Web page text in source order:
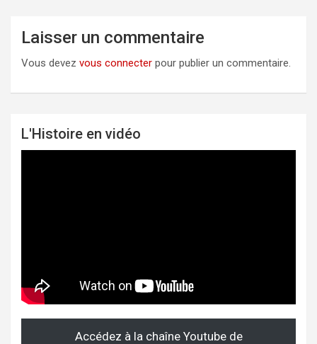
Laisser un commentaire
Vous devez vous connecter pour publier un commentaire.
L'Histoire en vidéo
Accédez à la chaîne Youtube de